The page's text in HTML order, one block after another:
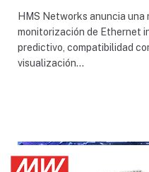
HMS Networks anuncia una
monitorización de Ethernet
predictivo, compatibilidad
visualización…